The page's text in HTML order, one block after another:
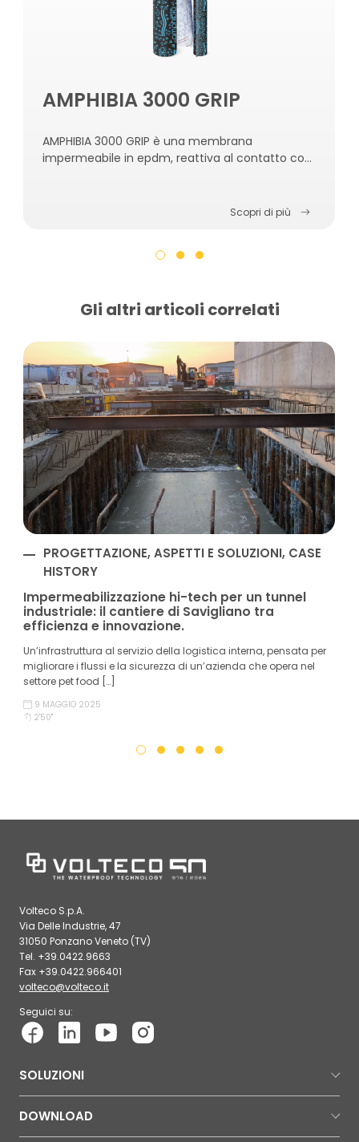
AMPHIBIA 3000 GRIP
AMPHIBIA 3000 GRIP è una membrana
impermeabile in epdm, reattiva al contatto con
Scopri di più
Gli altri articoli correlati
PROGETTAZIONE, ASPETTI E SOLUZIONI, CASE
HISTORY
Impermeabilizzazione hi-tech per un tunnel
industriale: il cantiere di Savigliano tra
efficienza e innovazione.
Un’infrastruttura al servizio della logistica interna, pensata per
migliorare i flussi e la sicurezza di un’azienda che opera nel
settore pet food […]
9 MAGGIO 2025
2'50''
Volteco S.p.A.
Via Delle Industrie, 47
31050 Ponzano Veneto (TV)
Tel. +39.0422.9663
Fax +39.0422.966401
volteco@volteco.it
Seguici su:
SOLUZIONI
DOWNLOAD